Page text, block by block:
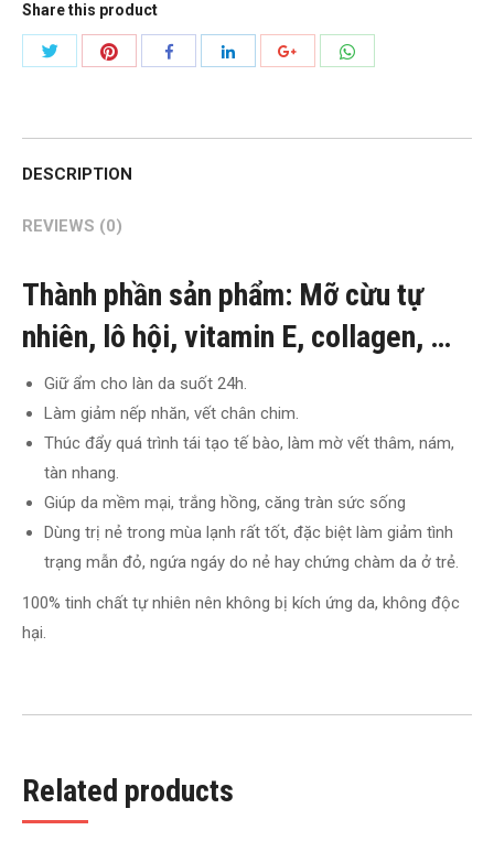
Share this product
Share
Share
DESCRIPTION
REVIEWS (0)
Thành phần sản phẩm: Mỡ cừu tự
nhiên, lô hội, vitamin E, collagen, …
Giữ ẩm cho làn da suốt 24h.
Làm giảm nếp nhăn, vết chân chim.
Thúc đẩy quá trình tái tạo tế bào, làm mờ vết thâm, nám,
tàn nhang.
Giúp da mềm mại, trắng hồng, căng tràn sức sống
Dùng trị nẻ trong mùa lạnh rất tốt, đặc biệt làm giảm tình
trạng mẫn đỏ, ngứa ngáy do nẻ hay chứng chàm da ở trẻ.
100% tinh chất tự nhiên nên không bị kích ứng da, không độc
hại.​
Related products